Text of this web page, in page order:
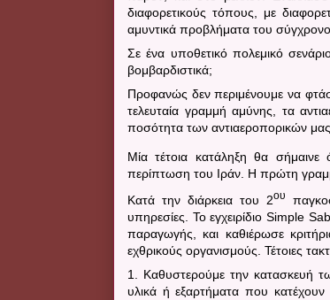
διαφορετικούς τόπους, με
αμυντικά προβλήματα του
Σε ένα υποθετικό πολεμικό
βομβαρδιστικά;
Προφανώς δεν περιμένουμε να
τελευταία γραμμή αμύνης, τα
ποσότητα των αντιαεροπορικών
Μία τέτοια κατάληξη θα σήμαινε
περίπτωση του Ιράν. Η πρώτη
Κατά την διάρκεια του 2ου
υπηρεσίες. Το εγχειρίδιο Simple
παραγωγής, και καθιέρωσε
εχθρικούς οργανισμούς. Τέτοιες
1. Καθυστερούμε την κατασκευή
υλικά ή εξαρτήματα που